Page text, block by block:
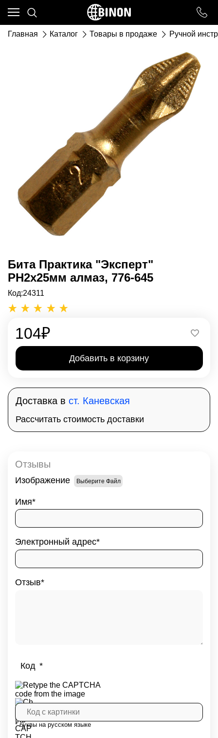
Главная Каталог Товары в продаже Ручной
Бита Практика "Эксперт"
PH2х25мм алмаз, 776-645
Код:24311
104₽
Добавить в корзину
Доставка в ст. Каневская
Рассчитать стоимость доставки
Отзывы
Изображение Выберите Файл
Имя
Электронный адрес
Отзыв
Код
* буквы на русском языке
Ваш город - ст. Каневская,
угадали?
ДА НЕТ